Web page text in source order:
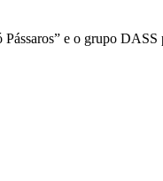
e o grupo